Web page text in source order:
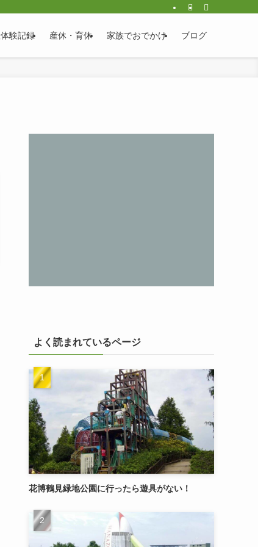
験記録 産休・育休 家族でおでかけ ブログ
よく読まれているページ
花博鶴見緑地公園に行ったら遊具がない！